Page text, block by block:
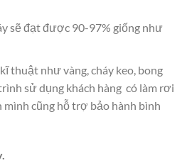
sẽ đạt được 90-97% giống như
thuật như vàng, cháy keo, bong
sử dụng khách hàng có làm rơi
mình cũng hỗ trợ bảo hành bình